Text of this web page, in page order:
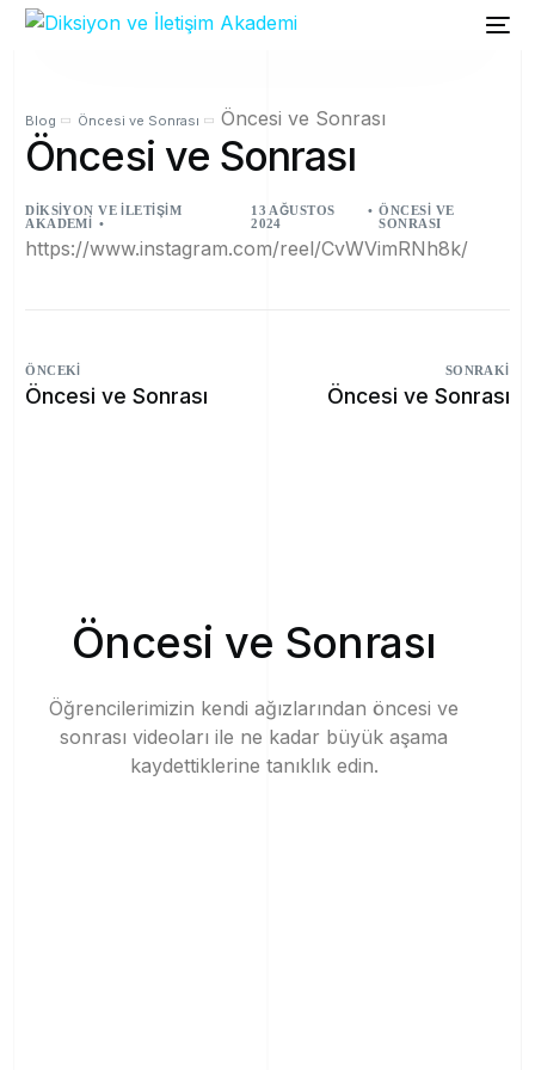
Blog Öncesi ve Sonrası Öncesi ve Sonrası
Öncesi ve Sonrası
DIKSIYON VE İLETIŞIM
AKADEMI
13 AĞUSTOS
2024
ÖNCESI VE
SONRASI
https://www.instagram.com/reel/CvWVimRNh8k/
ÖNCEKI
Öncesi ve Sonrası
SONRAKI
Öncesi ve Sonrası
Öncesi ve Sonrası
Öğrencilerimizin kendi ağızlarından öncesi ve
sonrası videoları ile ne kadar büyük aşama
kaydettiklerine tanıklık edin.